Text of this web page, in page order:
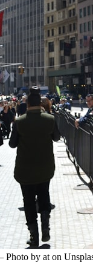
by at on